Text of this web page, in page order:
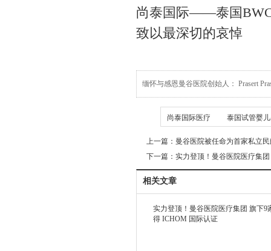
尚泰国际——泰国
致以最深切的哀悼
缅怀与感恩曼谷医院创始人： Prasert
尚泰国际医疗 泰国试管婴
上一篇： 曼谷医院被任命为首家私立
下一篇： 实力登顶！曼谷医院医疗集
相关文章
实力登顶！曼谷医院医疗集团 旗下9
得 ICHOM 国际认证